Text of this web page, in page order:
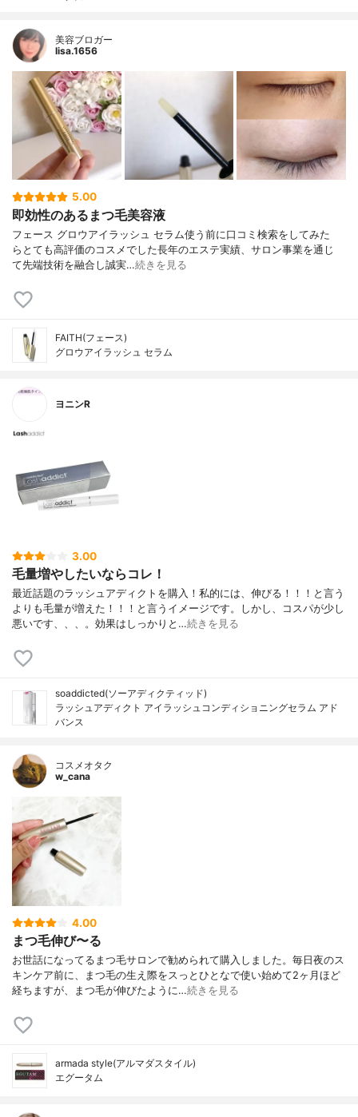
美容ブロガー
lisa.1656
5.00
即効性のあるまつ毛美容液
フェース グロウアイラッシュ セラム 使う前に口コミ検索をしてみた
ら とても高評価のコスメでした 長年のエステ実績、サロン事業を通じ
て 先端技術を融合し誠実…続きを見る
FAITH(フェース)
グロウアイラッシュ セラム
ヨニンR
3.00
毛量増やしたいならコレ！
最近話題のラッシュアディクトを購入！私的には、伸びる！！！と言う
よりも毛量が増えた！！！と言うイメージです。しかし、コスパが少し
悪いです、、、。効果はしっかりと…続きを見る
soaddicted(ソーアディクティッド)
ラッシュアディクト アイラッシュコンディショニングセラム アド
バンス
コスメオタク
w_cana
4.00
まつ毛伸び〜る
お世話になってるまつ毛サロンで勧められて購入しました。毎日夜のス
キンケア前に、まつ毛の生え際をスっとひとなで使い始めて2ヶ月ほど
経ちますが、まつ毛が伸びたように…続きを見る
armada style(アルマダスタイル)
エグータム